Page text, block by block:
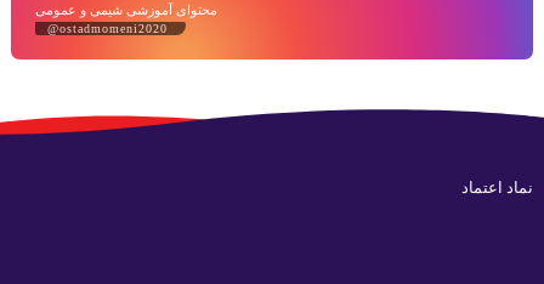
محتوای آموزشی شیمی و عمومی
@ostadmomeni2020
نماد اعتماد